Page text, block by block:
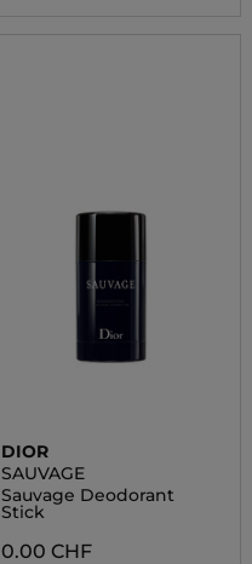
DIOR
SAUVAGE
Sauvage Deodorant
Stick
0.00 CHF